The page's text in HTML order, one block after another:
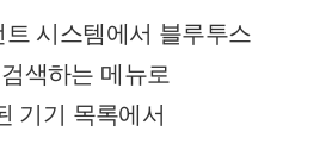
시스템에서 블루투스
색하는 메뉴로
기기 목록에서